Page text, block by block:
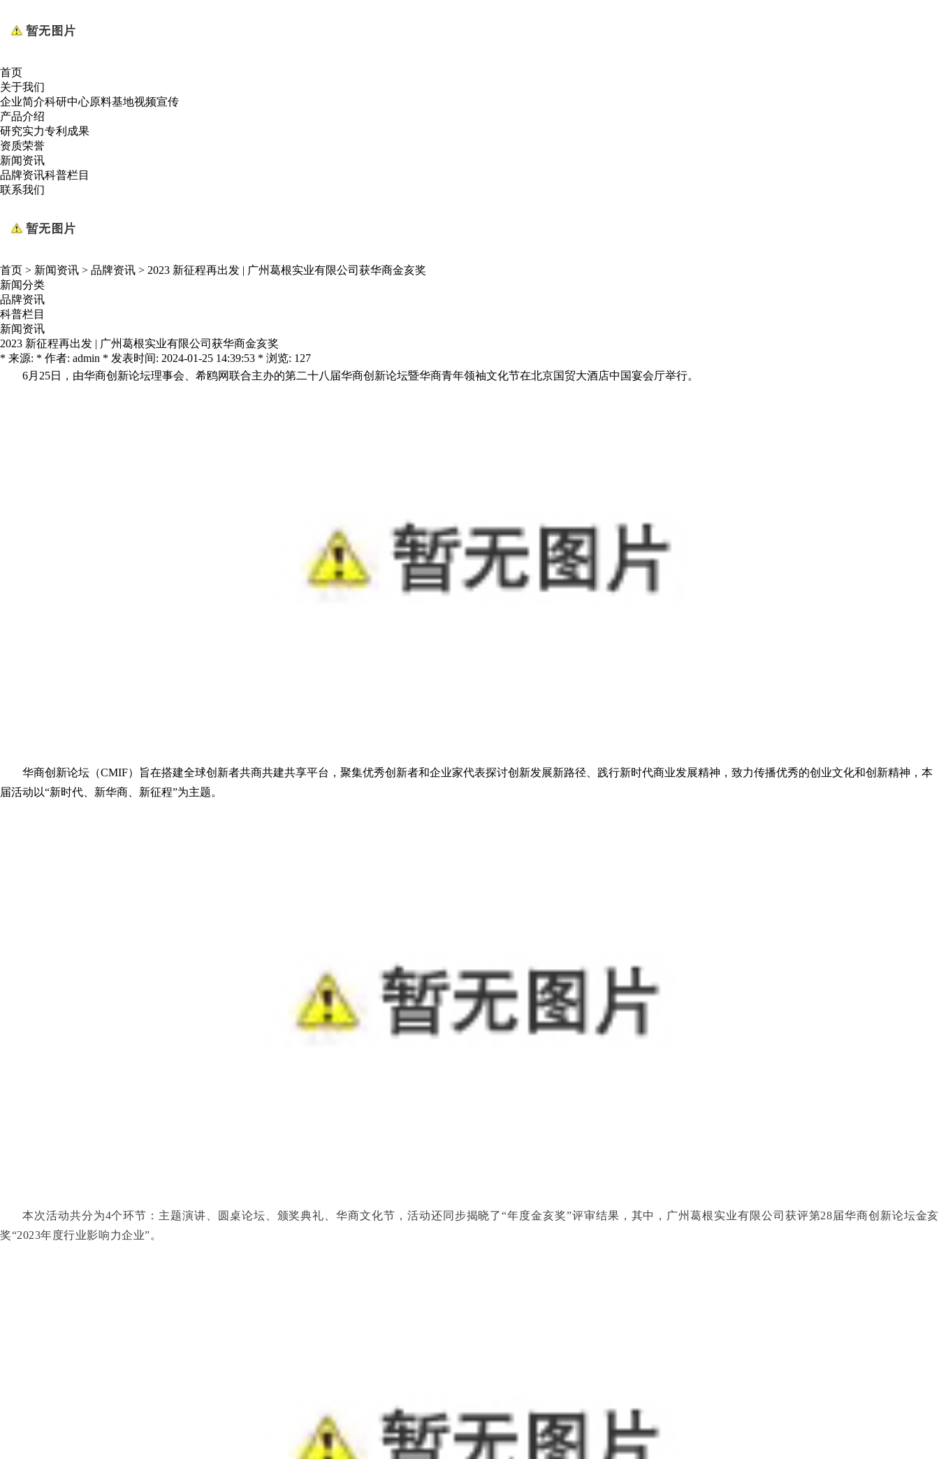
首页
关于我们
企业简介科研中心原料基地视频宣传
产品介绍
研究实力专利成果
资质荣誉
新闻资讯
品牌资讯科普栏目
联系我们
首页 > 新闻资讯 > 品牌资讯 > 2023 新征程再出发 | 广州葛根实业有限公司获华商金亥奖
新闻分类
品牌资讯
科普栏目
新闻资讯
2023 新征程再出发 | 广州葛根实业有限公司获华商金亥奖
* 来源: * 作者: admin * 发表时间: 2024-01-25 14:39:53 * 浏览: 127
6月25日，由华商创新论坛理事会、希鸥网联合主办的第二十八届华商创新论坛暨华商青年领袖文化节在北京国贸大酒店中国宴会厅举行。
华商创新论坛（CMIF）旨在搭建全球创新者共商共建共享平台，聚集优秀创新者和企业家代表探讨创新发展新路径、践行新时代商业发展精神，致力传播优秀的创业文化和创新精神，本
届活动以“新时代、新华商、新征程”为主题。
本次活动共分为4个环节：主题演讲、圆桌论坛、颁奖典礼、华商文化节，活动还同步揭晓了“年度金亥奖”评审结果，其中，广州葛根实业有限公司获评第28届华商创新论坛金亥
奖“2023年度行业影响力企业”。